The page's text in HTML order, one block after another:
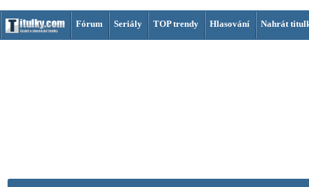
Fórum Seriály TOP trendy Hlasování Nahrát